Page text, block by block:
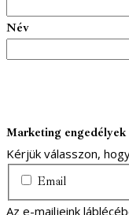
Név
Marketing engedélyek
Kérjük válasszon,
Email
Az e-mailjeink